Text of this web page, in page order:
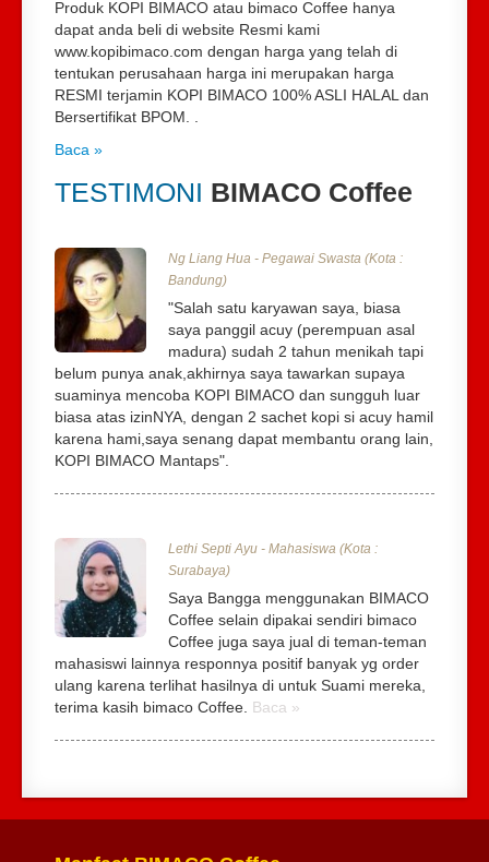
Produk KOPI BIMACO atau bimaco Coffee hanya
dapat anda beli di website Resmi kami
www.kopibimaco.com dengan harga yang telah di
tentukan perusahaan harga ini merupakan harga
RESMI terjamin KOPI BIMACO 100% ASLI HALAL dan
Bersertifikat BPOM. .
Baca »
TESTIMONI BIMACO Coffee
Ng Liang Hua - Pegawai Swasta (Kota :
Bandung)
"Salah satu karyawan saya, biasa
saya panggil acuy (perempuan asal
madura) sudah 2 tahun menikah tapi
belum punya anak,akhirnya saya tawarkan supaya
suaminya mencoba KOPI BIMACO dan sungguh luar
biasa atas izinNYA, dengan 2 sachet kopi si acuy hamil
karena hami,saya senang dapat membantu orang lain,
KOPI BIMACO Mantaps".
Lethi Septi Ayu - Mahasiswa (Kota :
Surabaya)
Saya Bangga menggunakan BIMACO
Coffee selain dipakai sendiri bimaco
Coffee juga saya jual di teman-teman
mahasiswi lainnya responnya positif banyak yg order
ulang karena terlihat hasilnya di untuk Suami mereka,
terima kasih bimaco Coffee. Baca »